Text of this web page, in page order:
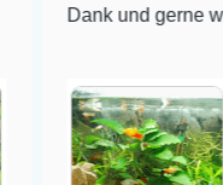
und gerne wieder!